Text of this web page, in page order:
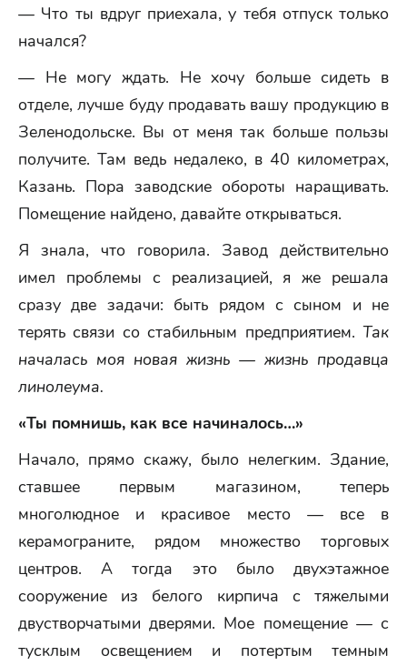
— Что ты вдруг приехала, у тебя отпуск только
начался?
— Не могу ждать. Не хочу больше сидеть в
отделе, лучше буду продавать вашу продукцию в
Зеленодольске. Вы от меня так больше пользы
получите. Там ведь недалеко, в 40 километрах,
Казань. Пора заводские обороты наращивать.
Помещение найдено, давайте открываться.
Я знала, что говорила. Завод действительно
имел проблемы с реализацией, я же решала
сразу две задачи: быть рядом с сыном и не
терять связи со стабильным предприятием. Так
началась моя новая жизнь — жизнь продавца
линолеума.
«Ты помнишь, как все начиналось…»
Начало, прямо скажу, было нелегким. Здание,
ставшее первым магазином, теперь
многолюдное и красивое место — все в
керамограните, рядом множество торговых
центров. А тогда это было двухэтажное
сооружение из белого кирпича с тяжелыми
двустворчатыми дверями. Мое помещение — с
тусклым освещением и потертым темным